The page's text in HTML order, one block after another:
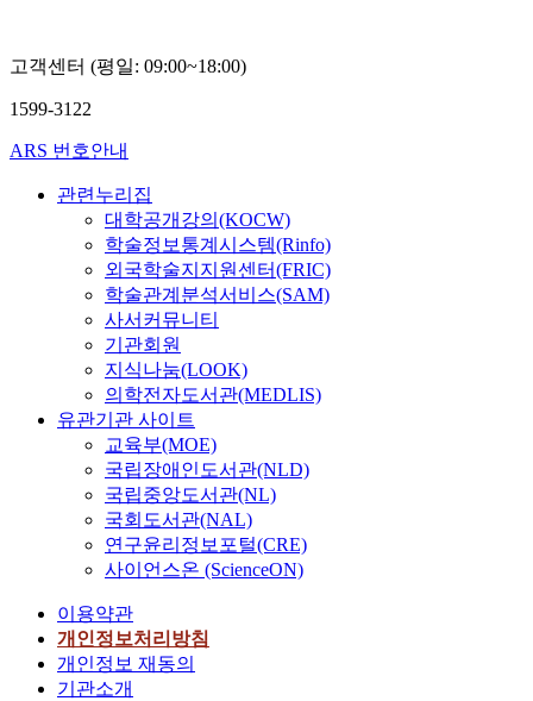
상임대
신은영
(SAP
코리아
COO겸
부사
장), 민
희경
(CJ 사
회공헌
추진단
부사
장), 정
승혜
(한국
맥도날
드 피
플부서
부사
장), 임
은행
COO&
부대
고객센터 (평일: 09:00~18:00)
1599-3122
ARS 번호안내
관련누리집
대학공개강의(KOCW)
학술정보통계시스템(Rinfo)
외국학술지지원센터(FRIC)
학술관계분석서비스(SAM)
사서커뮤니티
기관회원
지식나눔(LOOK)
의학전자도서관(MEDLIS)
유관기관 사이트
교육부(MOE)
국립장애인도서관(NLD)
국립중앙도서관(NL)
국회도서관(NAL)
연구윤리정보포털(CRE)
사이언스온 (ScienceON)
이용약관
개인정보처리방침
개인정보 재동의
기관소개